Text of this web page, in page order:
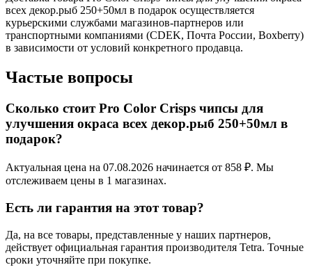
всех декор.рыб 250+50мл в подарок осуществляется
курьерскими службами магазинов-партнеров или
транспортными компаниями (CDEK, Почта России, Boxberry)
в зависимости от условий конкретного продавца.
Частые вопросы
Сколько стоит Pro Color Crisps чипсы для
улучшения окраса всех декор.рыб 250+50мл в
подарок?
Актуальная цена на 07.08.2026 начинается от 858 ₽. Мы
отслеживаем цены в 1 магазинах.
Есть ли гарантия на этот товар?
Да, на все товары, представленные у наших партнеров,
действует официальная гарантия производителя Tetra. Точные
сроки уточняйте при покупке.